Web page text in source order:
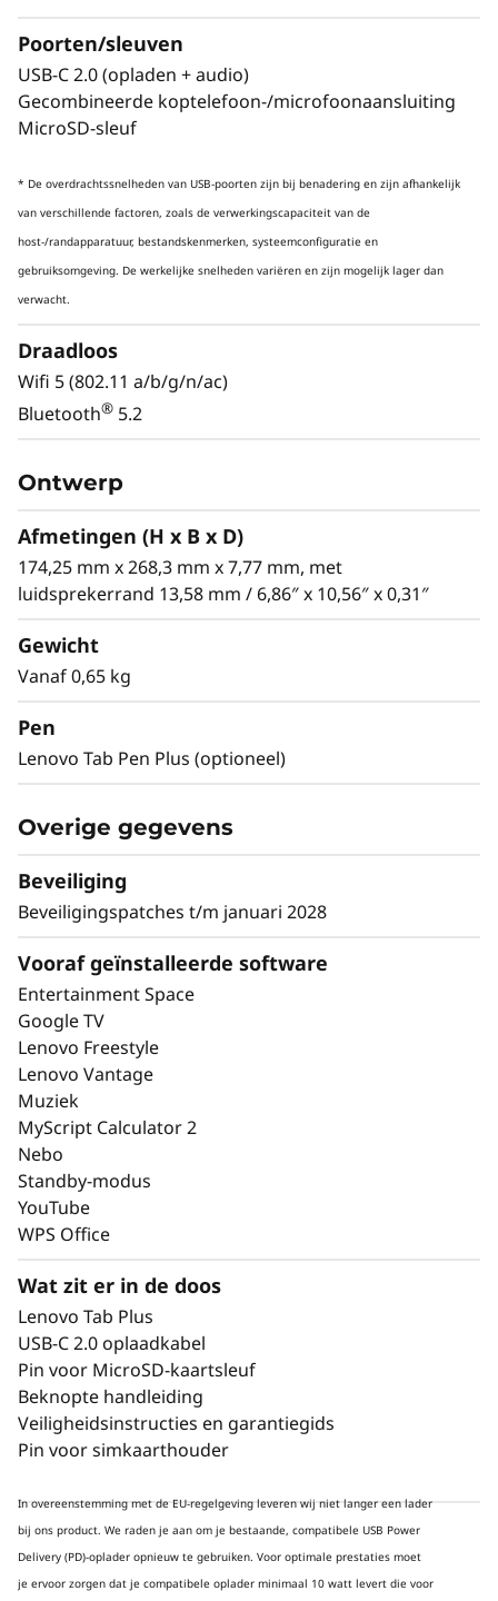
Een uitzonderlijke
audio-ervaring
structuur
luidsprekers. Dit hifi-systeem beschikt
over 26 W stereovermogen en een
statische ruis vermindert en de
helderheid verhoogd. Bovendien
krachtig gebalanceerde woofers voor
scherpe hoge tonen en diepe lage
Jouw draagbare dj
Verhoog het plezier met Lenovo Tab Plus en
stream audio rechtstreeks vanaf je telefoon via
bluetooth, zowel binnen als buiten. Je ultieme
muziekhub: klaar om van elke plek je
persoonlijke discotheek te maken!
Poorten/sleuven
USB-C 2.0 (opladen + audio)
Gecombineerde koptelefoon-/microfoonaansluiting
MicroSD-sleuf
* De overdrachtssnelheden van USB-poorten zijn bij benadering en zijn afhankelijk
van verschillende factoren, zoals de verwerkingscapaciteit van de
host-/randapparatuur, bestandskenmerken, systeemconfiguratie en
gebruiksomgeving. De werkelijke snelheden variëren en zijn mogelijk lager dan
verwacht.
Draadloos
Wifi 5 (802.11 a/b/g/n/ac)
Bluetooth® 5.2
Ontwerp
Afmetingen (H x B x D)
174,25 mm x 268,3 mm x 7,77 mm, met
luidsprekerrand 13,58 mm / 6,86″ x 10,56″ x 0,31″
Gewicht
Vanaf 0,65 kg
Pen
Lenovo Tab Pen Plus (optioneel)
Overige gegevens
Beveiliging
Beveiligingspatches t/m januari 2028
Vooraf geïnstalleerde software
Entertainment Space
Google TV
Lenovo Freestyle
Lenovo Vantage
Muziek
MyScript Calculator 2
Nebo
Standby-modus
YouTube
WPS Office
Wat zit er in de doos
Lenovo Tab Plus
USB-C 2.0 oplaadkabel
Pin voor MicroSD-kaartsleuf
Beknopte handleiding
Veiligheidsinstructies en garantiegids
Pin voor simkaarthouder
In overeenstemming met de EU-regelgeving leveren wij niet langer een lader
bij ons product. We raden je aan om je bestaande, compatibele USB Power
Delivery (PD)-oplader opnieuw te gebruiken. Voor optimale prestaties moet
je ervoor zorgen dat je compatibele oplader minimaal 10 watt levert die voor